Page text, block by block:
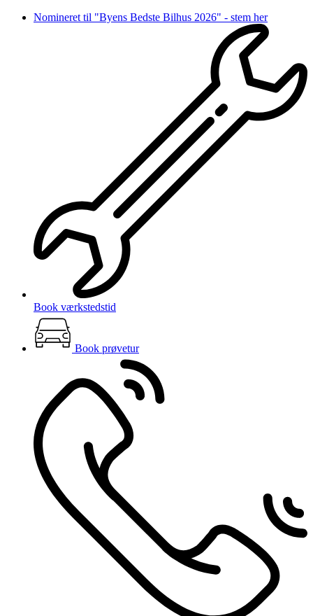
VidereNomineret til "Byens Bedste Bilhus 2026" - stem her
Book værkstedstid
Book prøvetur